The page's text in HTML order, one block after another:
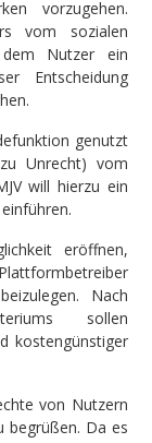
vorzugehen.
vom sozialen
Nutzer ein
Entscheidung
genutzt
Unrecht) vom
will hierzu ein
eröffnen,
Nach
sollen
kostengünstiger
von Nutzern
begrüßen. Da es